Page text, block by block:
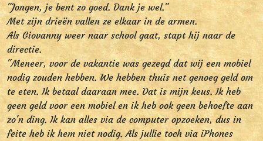
"Jongen, je bent zo goed. Dank je wel."
Met zijn drieën vallen ze elkaar in de armen.
Als Giovanny weer naar school gaat, stapt hij naar de
directie.
"Meneer, voor de vakantie was gezegd dat wij een mobiel
nodig zouden hebben. We hebben thuis net genoeg geld om
te eten. Ik betaal daaraan mee. Dat is mijn keus. Ik heb
geen geld voor een mobiel en ik heb ook geen behoefte aan
zo'n ding. Ik kan alles via de computer opzoeken, dus in
feite heb ik hem niet nodig. Als jullie toch via iPhones